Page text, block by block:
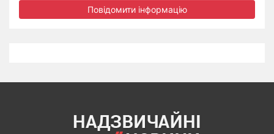
Повідомити інформацію